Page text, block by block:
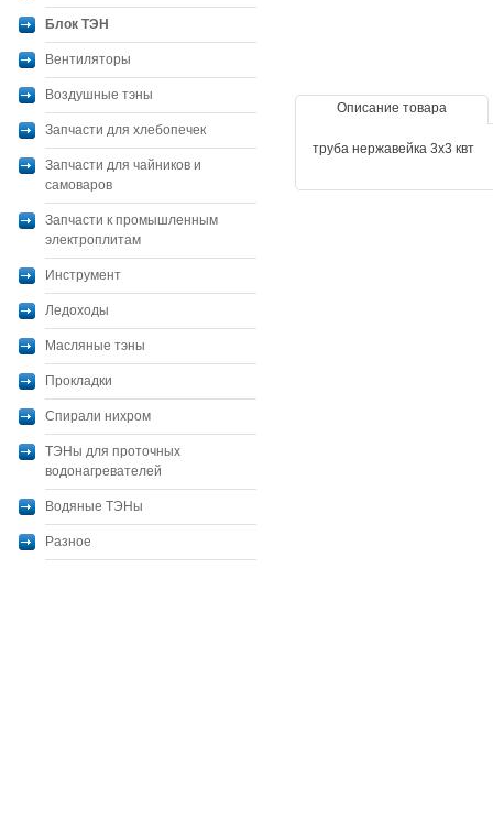
Блок ТЭН
Вентиляторы
Воздушные тэны
Запчасти для хлебопечек
Запчасти для чайников и
самоваров
Запчасти к промышленным
электроплитам
Инструмент
Ледоходы
Масляные тэны
Прокладки
Спирали нихром
ТЭНы для проточных
водонагревателей
Водяные ТЭНы
Разное
Описание товара
труба нержавейка 3х3 квт